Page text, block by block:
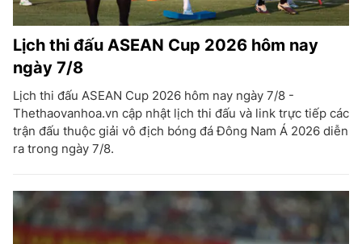
Lịch thi đấu ASEAN Cup 2026 hôm nay
ngày 7/8
Lịch thi đấu ASEAN Cup 2026 hôm nay ngày 7/8 -
Thethaovanhoa.vn cập nhật lịch thi đấu và link trực tiếp các
trận đấu thuộc giải vô địch bóng đá Đông Nam Á 2026 diễn
ra trong ngày 7/8.